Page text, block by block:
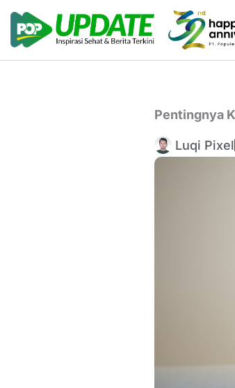
Lewati
konten
Pentingnya
Luqi Pixel